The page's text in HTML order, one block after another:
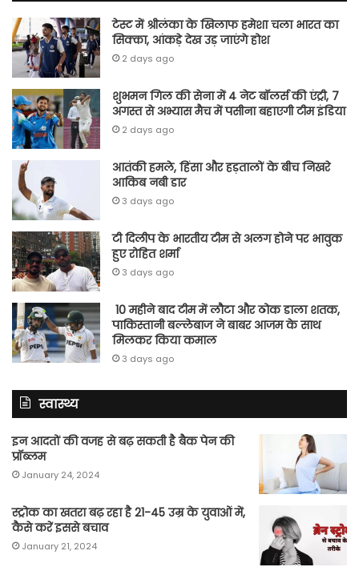
टेस्ट में श्रीलंका के खिलाफ हमेशा चला भारत का
सिक्का, आंकड़े देख उड़ जाएंगे होश
2 days ago
शुभमन गिल की सेना में 4 नेट बॉलर्स की एंट्री, 7
अगस्त से अभ्यास मैच में पसीना बहाएगी टीम इंडिया
2 days ago
आतंकी हमले, हिंसा और हड़तालों के बीच निखरे
आकिब नबी डार
3 days ago
टी दिलीप के भारतीय टीम से अलग होने पर भावुक
हुए रोहित शर्मा
3 days ago
10 महीने बाद टीम में लौटा और ठोक डाला शतक,
पाकिस्तानी बल्लेबाज ने बाबर आजम के साथ
मिलकर किया कमाल
3 days ago
स्वास्थ्य
इन आदतों की वजह से बढ़ सकती है बैक पेन की
प्रॉब्लम
January 24, 2024
स्ट्रोक का खतरा बढ़ रहा है 21-45 उम्र के युवाओं में,
कैसे करें इससे बचाव
January 21, 2024